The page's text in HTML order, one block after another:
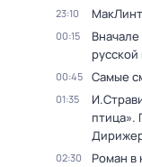
23:10
00:15
00:45 Самые
01:35
птица».
02:30 Роман в